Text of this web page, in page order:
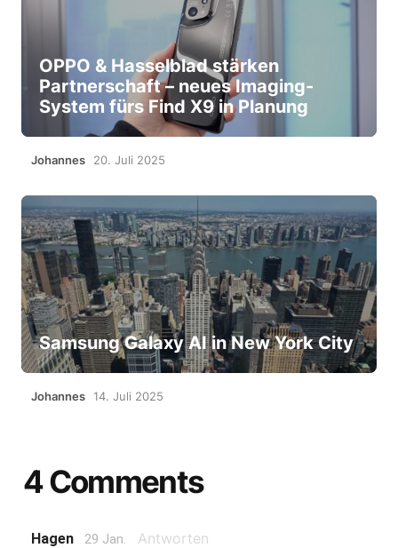
OPPO & Hasselblad stärken
Partnerschaft – neues Imaging-
System fürs Find X9 in Planung
Johannes 20. Juli 2025
Samsung Galaxy AI in New York City
Johannes 14. Juli 2025
4 Comments
Hagen 29 Jan. Antworten